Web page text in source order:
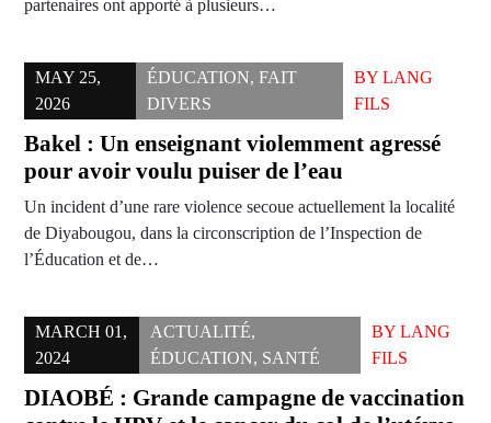
partenaires ont apporté à plusieurs…
MAY 25,
2026
ÉDUCATION, FAIT
DIVERS
BYLANG
FILS
Bakel : Un enseignant violemment agressé
pour avoir voulu puiser de l’eau
Un incident d’une rare violence secoue actuellement la localité
de Diyabougou, dans la circonscription de l’Inspection de
l’Éducation et de…
MARCH 01,
2024
ACTUALITÉ,
ÉDUCATION, SANTÉ
BY LANG
FILS
DIAOBÉ : Grande campagne de vaccination